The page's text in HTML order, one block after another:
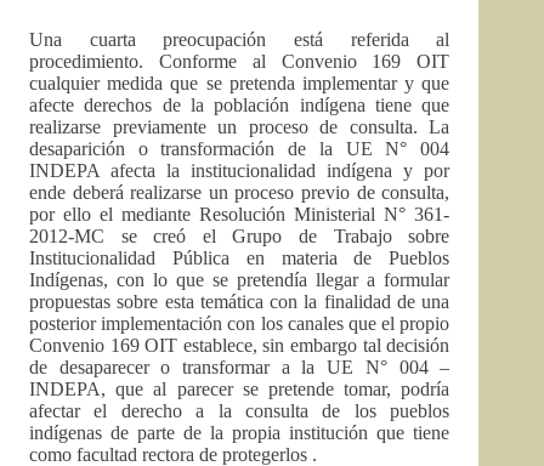
Una cuarta preocupación está referida al
procedimiento. Conforme al Convenio 169 OIT
cualquier medida que se pretenda implementar y que
afecte derechos de la población indígena tiene que
realizarse previamente un proceso de consulta. La
desaparición o transformación de la UE N° 004
INDEPA afecta la institucionalidad indígena y por
ende deberá realizarse un proceso previo de consulta,
por ello el mediante Resolución Ministerial N° 361-
2012-MC se creó el Grupo de Trabajo sobre
Institucionalidad Pública en materia de Pueblos
Indígenas, con lo que se pretendía llegar a formular
propuestas sobre esta temática con la finalidad de una
posterior implementación con los canales que el propio
Convenio 169 OIT establece, sin embargo tal decisión
de desaparecer o transformar a la UE N° 004 –
INDEPA, que al parecer se pretende tomar, podría
afectar el derecho a la consulta de los pueblos
indígenas de parte de la propia institución que tiene
como facultad rectora de protegerlos .